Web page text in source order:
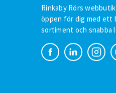
Rinkaby Rörs
öppen för dig med ett
sortiment och snabba